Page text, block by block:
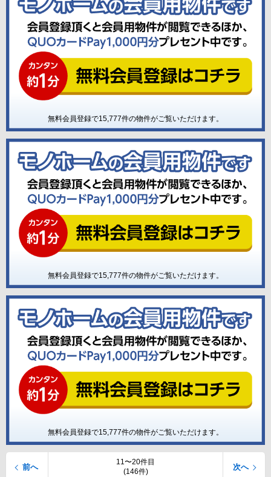
無料会員登録で15,777件の物件がご覧いただけます。
無料会員登録で15,777件の物件がご覧いただけます。
無料会員登録で15,777件の物件がご覧いただけます。
11〜20件目
(146件)
前へ 次へ